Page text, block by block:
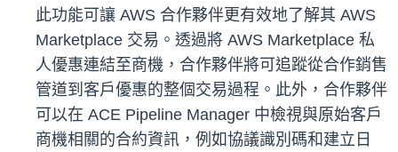
此功能可讓 AWS 合作夥伴更有效地了解其 AWS
Marketplace 交易。透過將 AWS Marketplace 私
人優惠連結至商機，合作夥伴將可追蹤從合作銷售
管道到客戶優惠的整個交易過程。此外，合作夥伴
可以在 ACE Pipeline Manager 中檢視與原始客戶
商機相關的合約資訊，例如協議識別碼和建立日